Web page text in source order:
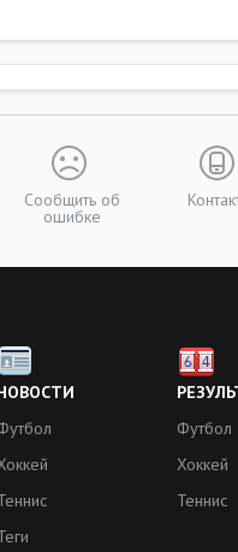
Сообщить об
ошибке
Футбол
Хоккей
Теннис